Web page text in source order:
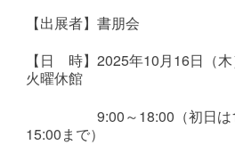
【出展者】書朋会
【日 時】2025年10月16日（
火曜休館
9:00～18:00（初日は
15:00まで）